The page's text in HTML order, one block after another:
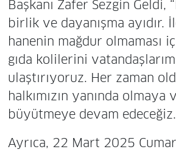
Başkanı Zafer Sezgin Geldi,
birlik ve dayanışma ayıdır.
hanenin mağdur olmaması
gıda kolilerini
ulaştırıyoruz. Her zaman
halkımızın yanında olmaya
büyütmeye devam
Ayrıca, 22 Mart 2025